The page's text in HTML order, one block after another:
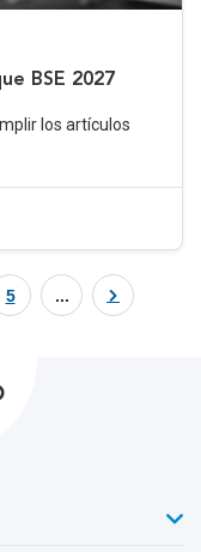
BSE 2027
los artículos
5 ...